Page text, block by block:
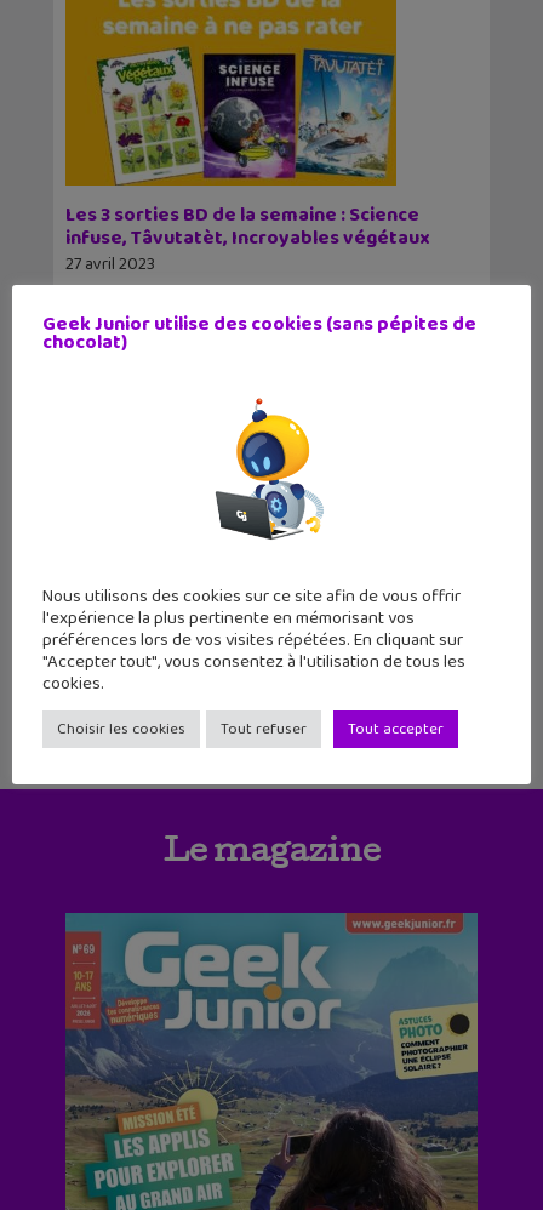
Les 3 sorties BD de la semaine : Science
infuse, Tâvutatèt, Incroyables végétaux
27 avril 2023
Science infuse, Tâvutatèt, Incroyables végétaux
sont les trois bandes dessinées de la semaine
que Geek Junior te fait découvrir.
94 95
101 102
105 106 107 108 109 110 111
Le magazine
Geek Junior utilise des cookies (sans pépites de
chocolat)
Nous utilisons des cookies sur ce site afin de vous offrir
l'expérience la plus pertinente en mémorisant vos
préférences lors de vos visites répétées. En cliquant sur
"Accepter tout", vous consentez à l'utilisation de tous les
cookies.
Choisir les cookies Tout refuser Tout accepter